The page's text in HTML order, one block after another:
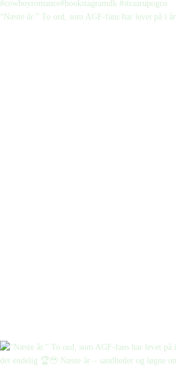
“Næste år.” To ord, som AGF-fans har levet på i år